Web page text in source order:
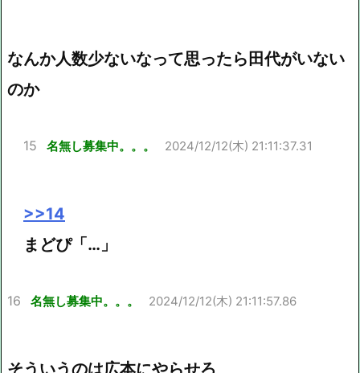
なんか人数少ないなって思ったら田代がいない
のか
15 名無し募集中。。。 2024/12/12(木) 21:11:37.31
>>14
まどぴ「…」
16 名無し募集中。。。 2024/12/12(木) 21:11:57.86